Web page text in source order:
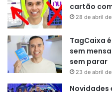
cartão
28 de abril
TagCaixa
sem
sem parar
23 de abril
Novidades